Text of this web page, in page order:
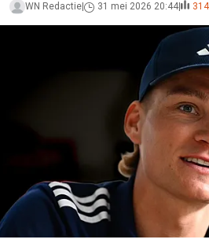
WN Redactie 31 mei 2026 20:44